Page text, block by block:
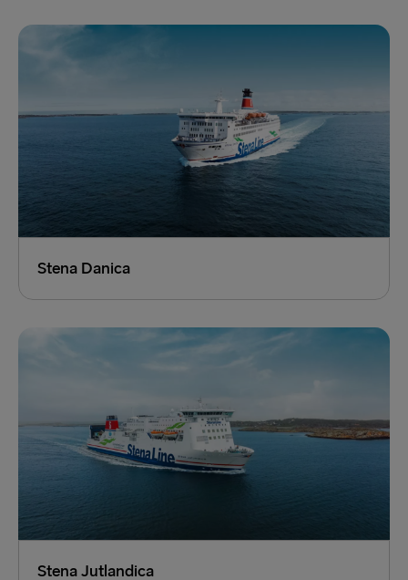
Varaa nyt
Stena Danica
Stena Jutlandica